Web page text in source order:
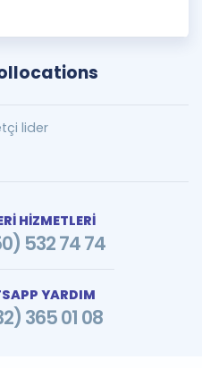
lider
HİZMETLERİ
532 74 74
YARDIM
365 01 08